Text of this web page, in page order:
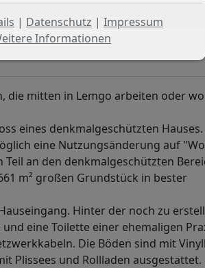
die mitten in Lemgo arbeiten oder
eines denkmalgeschützten
eine Nutzungsänderung auf
an den denkmalgeschützten
m² großen Grundstück in bester
Hinter der noch zu
eine Toilette einer ehemaligen
Die Böden sind mit
Plissees und Rollladen ausgestattet.
| Datenschutz | Impressum
Informationen